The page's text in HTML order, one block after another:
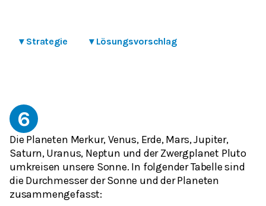
▾ Strategie ▾ Lösungsvorschlag
6
Die Planeten Merkur, Venus, Erde, Mars, Jupiter,
Saturn, Uranus, Neptun und der Zwergplanet Pluto
umkreisen unsere Sonne. In folgender Tabelle sind
die Durchmesser der Sonne und der Planeten
zusammengefasst: